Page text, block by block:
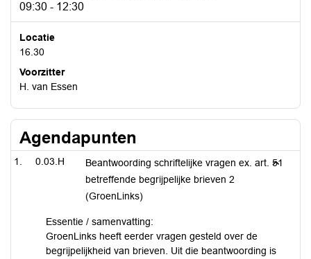
09:30 - 12:30
Locatie
16.30
Voorzitter
H. van Essen
Agendapunten
0.03.H
Beantwoording schriftelijke vragen ex. art. 51
betreffende begrijpelijke brieven 2
(GroenLinks)
Essentie / samenvatting:
GroenLinks heeft eerder vragen gesteld over de
begrijpelijkheid van brieven. Uit die beantwoording is